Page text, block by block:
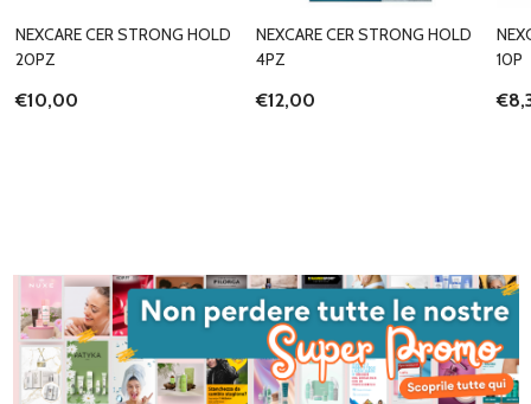
NEXCARE CER STRONG HOLD
20PZ
€10,00
NEXCARE CER STRONG HOLD
4PZ
€12,00
10P